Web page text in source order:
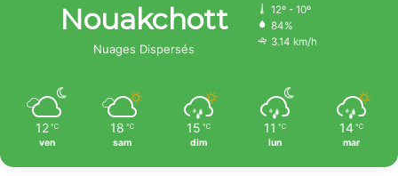
Nouakchott
Nuages Dispersés
12º - 10º
84%
3.14 km/h
12 ℃
ven
18 ℃
sam
15 ℃
dim
11 ℃
lun
14 ℃
mar